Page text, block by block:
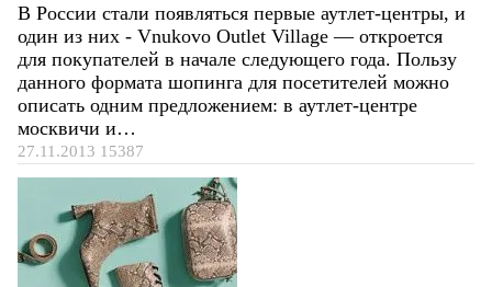
В России стали появляться первые аутлет-центры, и
один из них - Vnukovo Outlet Village — откроется
для покупателей в начале следующего года. Пользу
данного формата шопинга для посетителей можно
описать одним предложением: в аутлет-центре
москвичи и…
27.11.2013 15387